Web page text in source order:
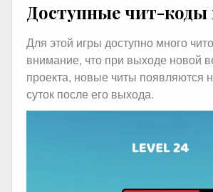
Доступные чит-
Для этой игры доступно много
внимание, что при выходе новой
проекта, новые читы появляются
суток после его выхода.